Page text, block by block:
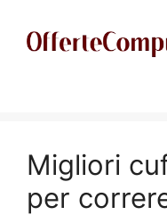
contenuto
Migliori
per